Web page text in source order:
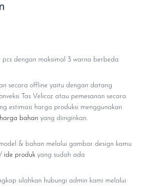
dengan maksimal 3 warna berbeda
secara offline yaitu dengan datang
Tas Velicoz atau pemesanan secara
estimasi harga produksi menggunakan
harga bahan yang diinginkan.
& bahan melalui gambar design kamu
ide produk yang sudah ada
silahkan hubungi admin kami melalui